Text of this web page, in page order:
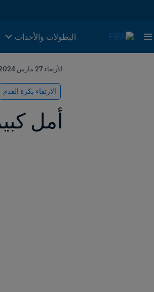
البطولات والأحدات
الأربعاء 27 مارس 2024, 13:00
الارتقاء بكرة القدم
أمل